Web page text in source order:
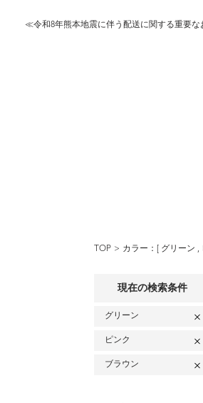
≪令和8年熊本地震に伴う配送に関する重要
TOP カラー：[ グリーン ,
現在の検索条件
グリーン
ピンク
ブラウン